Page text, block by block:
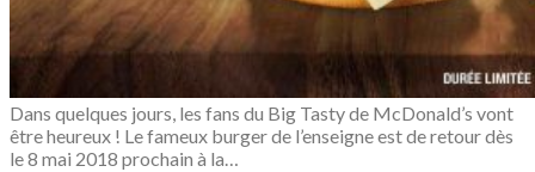
Dans quelques jours, les fans du Big Tasty de McDonald’s vont
être heureux ! Le fameux burger de l’enseigne est de retour dès
le 8 mai 2018 prochain à la…